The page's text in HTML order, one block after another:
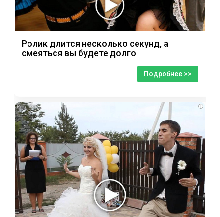
Ролик длится несколько секунд, а
смеяться вы будете долго
Подробнее >>
i